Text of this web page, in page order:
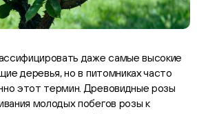
даже самые высокие
деревья, но в питомниках часто
этот термин. Древовидные розы
молодых побегов розы к